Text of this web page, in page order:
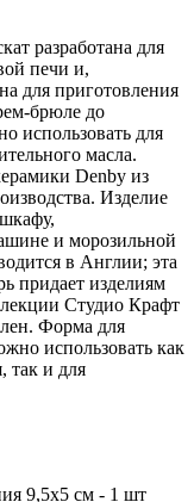
разработана для
печи и,
для приготовления
брюле до
использовать для
масла.
Denby из
Изделие
и морозильной
в Англии; эта
придает изделиям
Студио Крафт
Форма для
использовать как
так и для
9,5х5 см - 1 шт